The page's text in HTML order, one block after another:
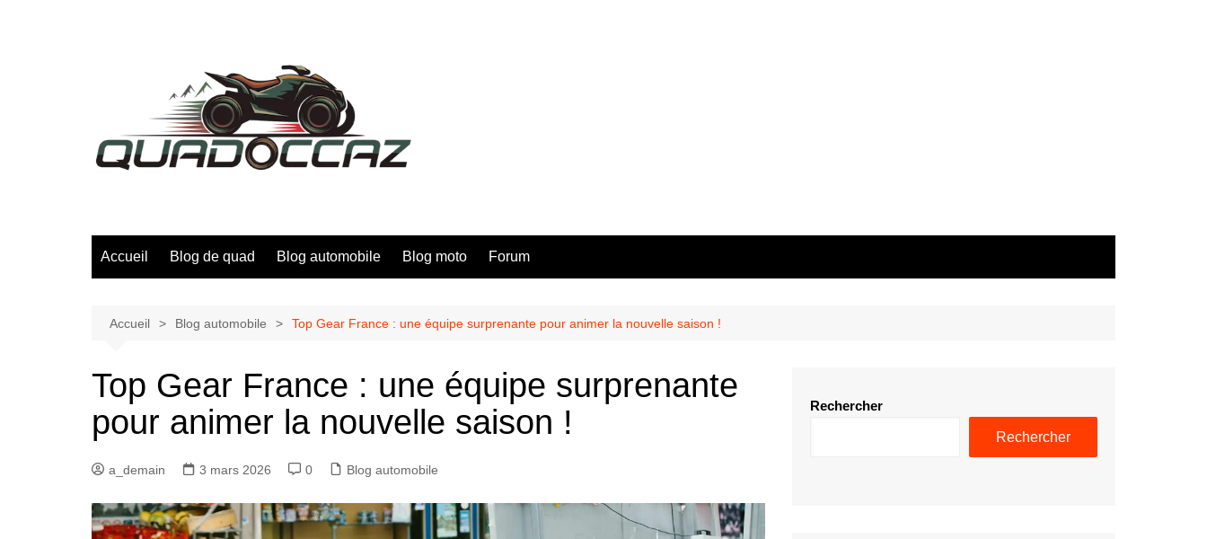
Accueil Blog de quad Blog automobile Blog moto Forum
Accueil Blog automobile Top Gear France : une équipe surprenante pour animer la nouvelle saison !
Top Gear France : une équipe surprenante
pour animer la nouvelle saison !
a_demain 3 mars 2026 0 Blog automobile
Rechercher
Rechercher